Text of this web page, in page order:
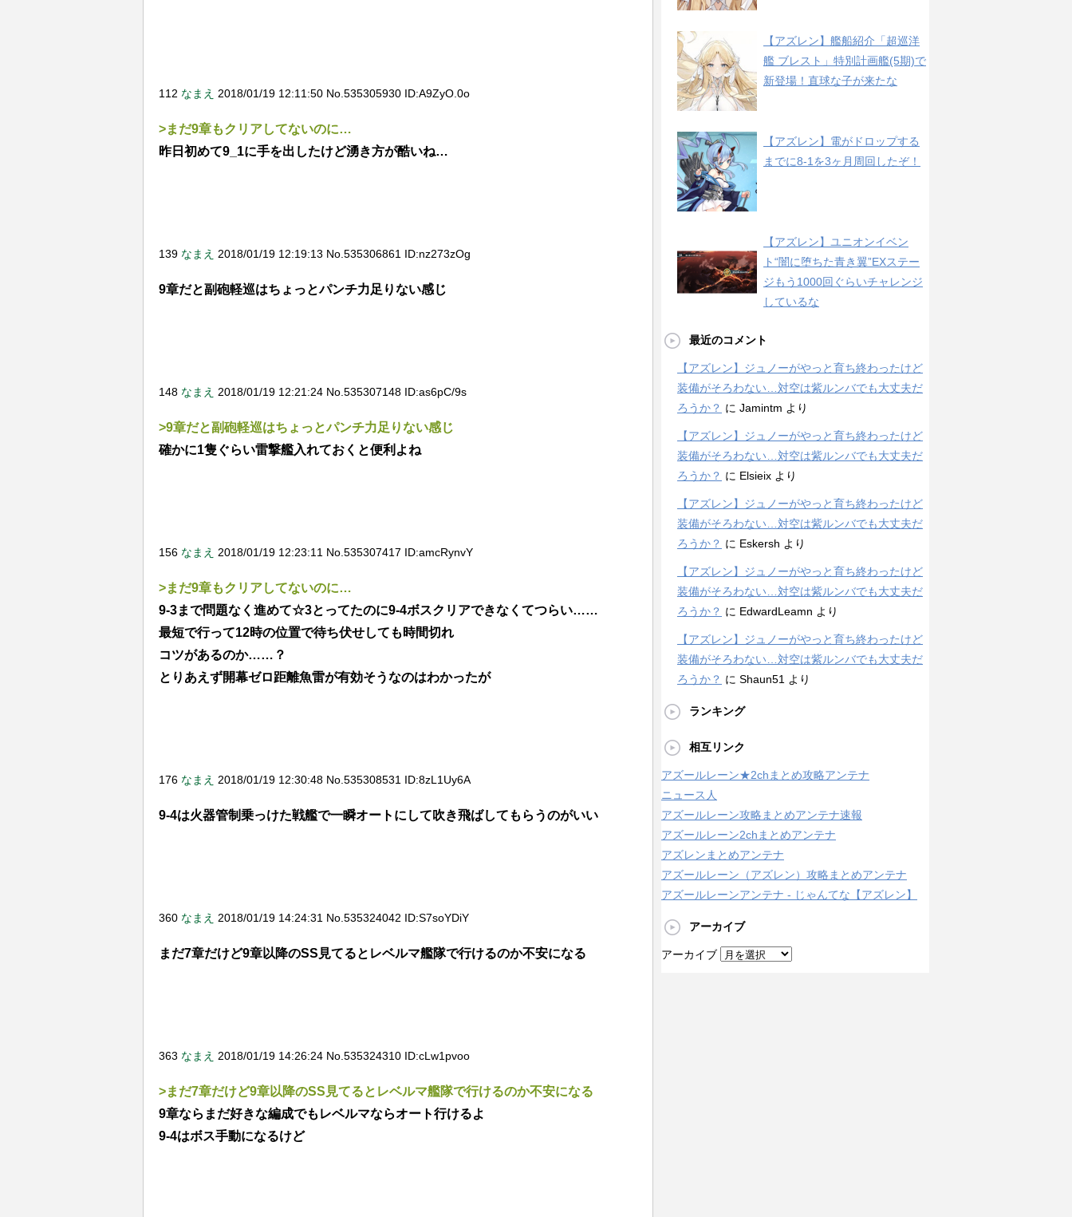
112 なまえ 2018/01/19 12:11:50 No.535305930 ID:A9ZyO.0o
>まだ9章もクリアしてないのに…
昨日初めて9_1に手を出したけど湧き方が酷いね…
139 なまえ 2018/01/19 12:19:13 No.535306861 ID:nz273zOg
9章だと副砲軽巡はちょっとパンチ力足りない感じ
148 なまえ 2018/01/19 12:21:24 No.535307148 ID:as6pC/9s
>9章だと副砲軽巡はちょっとパンチ力足りない感じ
確かに1隻ぐらい雷撃艦入れておくと便利よね
156 なまえ 2018/01/19 12:23:11 No.535307417 ID:amcRynvY
>まだ9章もクリアしてないのに…
9-3まで問題なく進めて☆3とってたのに9-4ボスクリアできなくてつらい……
最短で行って12時の位置で待ち伏せしても時間切れ
コツがあるのか……？
とりあえず開幕ゼロ距離魚雷が有効そうなのはわかったが
176 なまえ 2018/01/19 12:30:48 No.535308531 ID:8zL1Uy6A
9-4は火器管制乗っけた戦艦で一瞬オートにして吹き飛ばしてもらうのがいい
360 なまえ 2018/01/19 14:24:31 No.535324042 ID:S7soYDiY
まだ7章だけど9章以降のSS見てるとレベルマ艦隊で行けるのか不安になる
363 なまえ 2018/01/19 14:26:24 No.535324310 ID:cLw1pvoo
>まだ7章だけど9章以降のSS見てるとレベルマ艦隊で行けるのか不安になる
9章ならまだ好きな編成でもレベルマならオート行けるよ
9-4はボス手動になるけど
【アズレン】艦船紹介「超巡洋
艦 ブレスト」特別計画艦(5期)で
新登場！直球な子が来たな
【アズレン】電がドロップする
までに8-1を3ヶ月周回したぞ！
【アズレン】ユニオンイベン
ト“闇に堕ちた青き翼”EXステー
ジもう1000回ぐらいチャレンジ
しているな
最近のコメント
【アズレン】ジュノーがやっと育ち終わったけど
装備がそろわない…対空は紫ルンバでも大丈夫だ
ろうか？ に Jamintm より
【アズレン】ジュノーがやっと育ち終わったけど
装備がそろわない…対空は紫ルンバでも大丈夫だ
ろうか？ に Elsieix より
【アズレン】ジュノーがやっと育ち終わったけど
装備がそろわない…対空は紫ルンバでも大丈夫だ
ろうか？ に Eskersh より
【アズレン】ジュノーがやっと育ち終わったけど
装備がそろわない…対空は紫ルンバでも大丈夫だ
ろうか？ に EdwardLeamn より
【アズレン】ジュノーがやっと育ち終わったけど
装備がそろわない…対空は紫ルンバでも大丈夫だ
ろうか？ に Shaun51 より
ランキング
相互リンク
アズールレーン★2chまとめ攻略アンテナ
ニュース人
アズールレーン攻略まとめアンテナ速報
アズールレーン2chまとめアンテナ
アズレンまとめアンテナ
アズールレーン（アズレン）攻略まとめアンテナ
アズールレーンアンテナ - じゃんてな【アズレン】
アーカイブ
アーカイブ